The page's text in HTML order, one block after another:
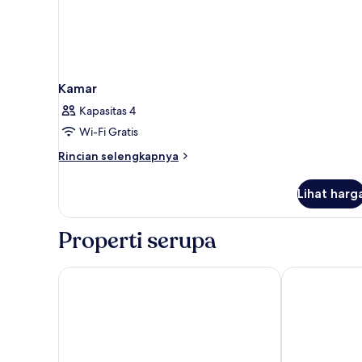
Kamar
Kapasitas 4
Wi-Fi Gratis
Rincian selengkapnya
Rincian
Kamar
Lihat
Properti serupa
Avista Grande Phuket Karon - MGalleryDiamond Cliff